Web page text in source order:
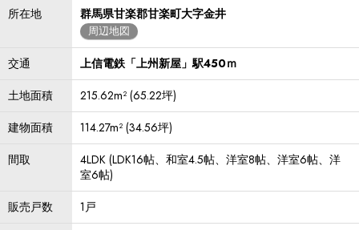
所在地 群馬県甘楽郡甘楽町大字金井
周辺地図
交通
上信電鉄「上州新屋」駅450ｍ
土地面積
215.62m² (65.22坪)
建物面積
114.27m² (34.56坪)
間取
4LDK (LDK16帖、和室4.5帖、洋室8帖、洋室6帖、洋
室6帖)
販売戸数
1戸